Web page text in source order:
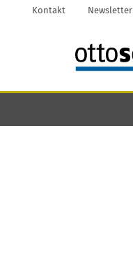
Kontakt Newsletter